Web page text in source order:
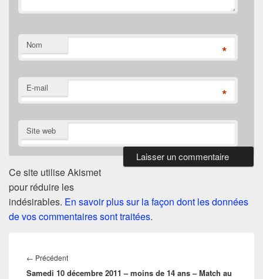
Nom *
E-mail *
Site web
Ce site utilise Akismet
pour réduire les
indésirables. En savoir plus sur la façon dont les données
de vos commentaires sont traitées.
de
l’article
← PrécédentArticle
précédent :
Samedi 10 décembre 2011 – moins de 14 ans – Match au